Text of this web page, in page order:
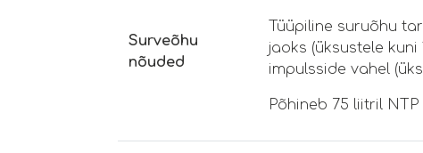
Surveõhu
nõuded
Tüüpiline suruõhu
jaoks (üksustele
impulsside vahel
Põhineb 75 liitril